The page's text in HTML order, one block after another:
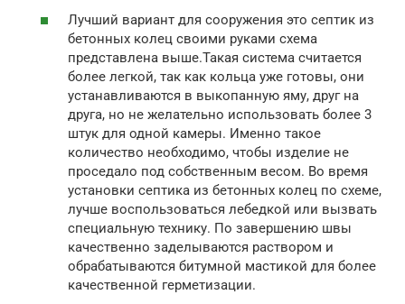
Лучший вариант для сооружения это септик из
бетонных колец своими руками схема
представлена выше.Такая система считается
более легкой, так как кольца уже готовы, они
устанавливаются в выкопанную яму, друг на
друга, но не желательно использовать более 3
штук для одной камеры. Именно такое
количество необходимо, чтобы изделие не
проседало под собственным весом. Во время
установки септика из бетонных колец по схеме,
лучше воспользоваться лебедкой или вызвать
специальную технику. По завершению швы
качественно заделываются раствором и
обрабатываются битумной мастикой для более
качественной герметизации.